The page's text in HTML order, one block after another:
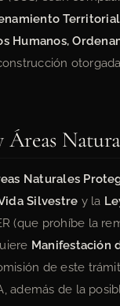
Humanos,
Naturales
Silvestre y la
(que prohíbe la
Manifestación
de este
además de la